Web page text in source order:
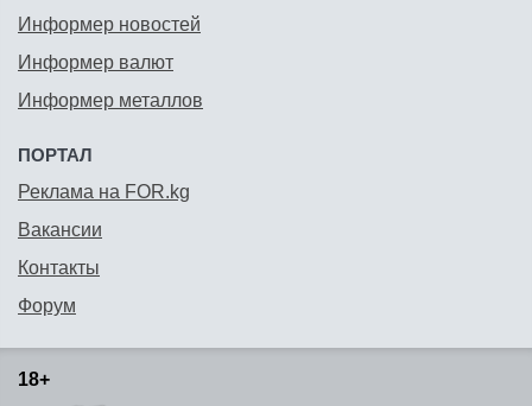
Информер новостей
Информер валют
Информер металлов
ПОРТАЛ
Реклама на FOR.kg
Вакансии
Контакты
Форум
18+